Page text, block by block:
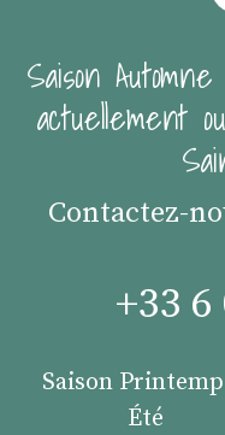
Saison
actuellement
Contactez-
+33 6
Saison
Été